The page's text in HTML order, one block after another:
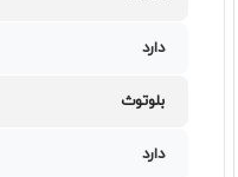
دارد
بلوتوث
دارد